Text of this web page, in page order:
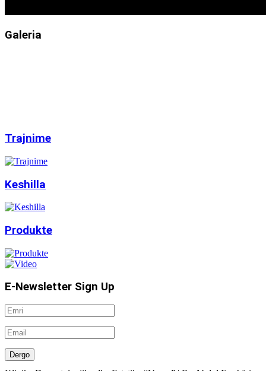
Galeria
Trajnime
Keshilla
Produkte
E-Newsletter Sign Up